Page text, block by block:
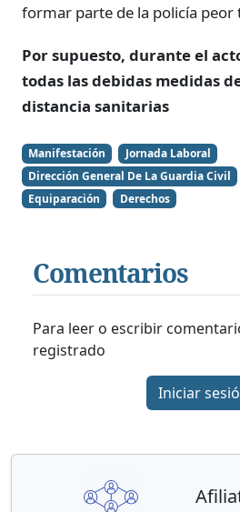
formar parte de la policía peor
Por supuesto, durante el
todas las debidas medidas
distancia sanitarias
Manifestación
Jornada Laboral
Dirección General De La Guardia Civil
Equiparación
Derechos
Comentarios
Para leer o escribir
registrado
Iniciar